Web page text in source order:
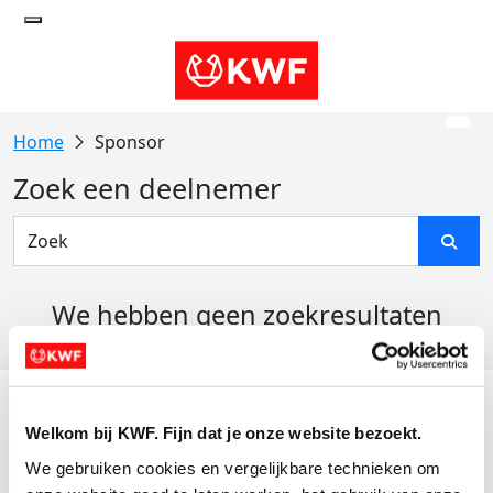
Welkom bij KWF. Fijn dat je onze website bezoekt.
We gebruiken cookies en vergelijkbare technieken om
Sponsor
Zoek een deelnemer
We hebben geen zoekresultaten
Actiematerialen
Evenementen